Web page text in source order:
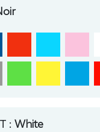
: White